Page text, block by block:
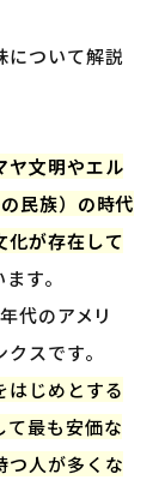
について解説
ヤ文明やエル
民族）の時代
化が存在して
す。
代のアメリ
スです。
はじめとする
て最も安価な
つ人が多くな